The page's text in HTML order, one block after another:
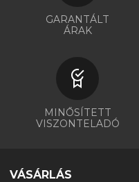
GARANTÁLT
ÁRAK
MINŐSÍTETT
VISZONTELADÓ
VÁSÁRLÁS